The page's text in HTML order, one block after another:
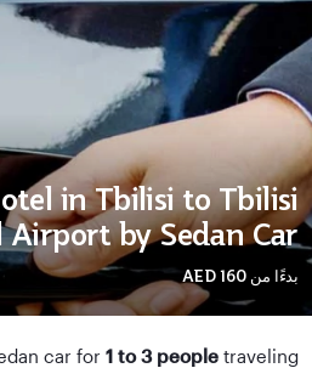
in Tbilisi to Tbilisi
by Sedan Car
بدءًا منAED 160
car for 1 to 3 peopletraveling